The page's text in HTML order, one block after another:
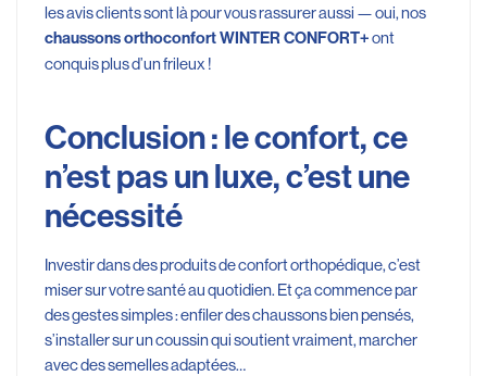
les avis clients sont là pour vous rassurer aussi — oui, nos
chaussons orthoconfort WINTER CONFORT+ont
conquis plus d’un frileux !
Conclusion : le confort, ce
n’est pas un luxe, c’est une
nécessité
Investir dans des produits de confort orthopédique, c’est
miser sur votre santé au quotidien. Et ça commence par
des gestes simples : enfiler des chaussons bien pensés,
s’installer sur un coussin qui soutient vraiment, marcher
avec des semelles adaptées…